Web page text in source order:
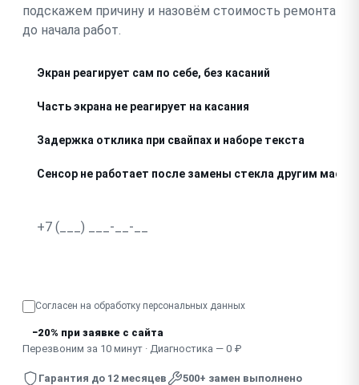
подскажем причину и назовём стоимость ремонта
до начала работ.
Экран реагирует сам по себе, без касаний
Часть экрана не реагирует на касания
Задержка отклика при свайпах и наборе текста
Сенсор не работает после замены стекла другим
Согласен на обработку персональных данных
−20% при заявке с сайта
Перезвоним за 10 минут · Диагностика — 0 ₽
Гарантия до 12 месяцев
500+ замен выполнено